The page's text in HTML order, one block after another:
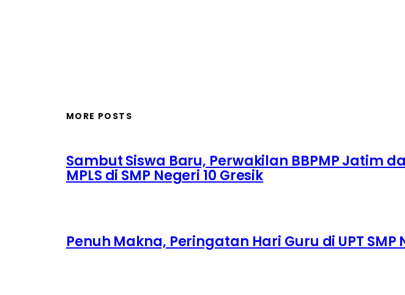
MORE POSTS
Sambut Siswa Baru, Perwakilan BBPMP Jatim
MPLS di SMP Negeri 10 Gresik
Penuh Makna, Peringatan Hari Guru di UPT SMP